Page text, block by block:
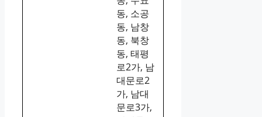
동, 소공
동, 남창
동, 북창
동, 태평
로2가, 남
대문로2
가, 남대
문로3가,